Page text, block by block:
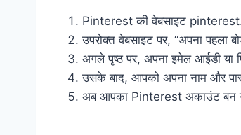
Pinterest की वेबसाइट
उपरोक्त वेबसाइट पर, “अपना
अगले पृष्ठ पर, अपना इमेल आईडी
उसके बाद, आपको अपना नाम और
अब आपका Pinterest अकाउंट बन